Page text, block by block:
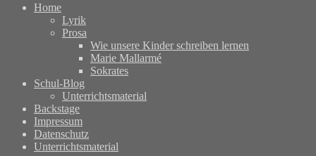
Home
Lyrik
Prosa
Wie unsere Kinder schreiben lernen
Marie Mallarmé
Sokrates
Schul-Blog
Unterrichtsmaterial
Backstage
Impressum
Datenschutz
Unterrichtsmaterial